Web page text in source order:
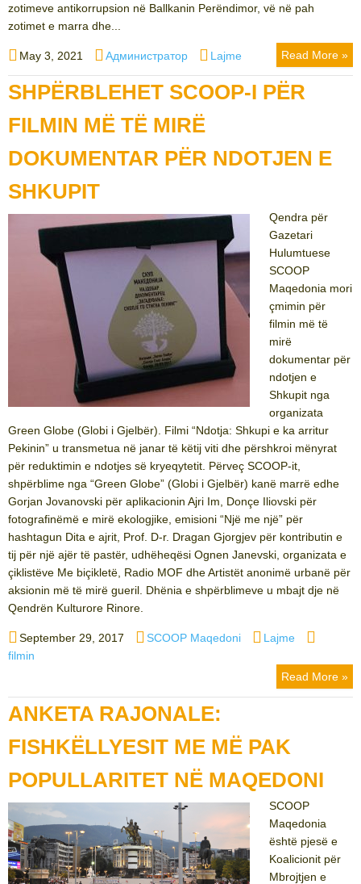
zotimeve antikorrupsion në Ballkanin Perëndimor, vë në pah
zotimet e marra dhe...
Posted
on
May 3, 2021 Author
Администратор Categories
Lajme Read More »
SHPËRBLEHET SCOOP-I PËR
FILMIN MË TË MIRË
DOKUMENTAR PËR NDOTJEN E
SHKUPIT
Qendra për
Gazetari
Hulumtuese
SCOOP
Maqedonia mori
çmimin për
filmin më të
mirë
dokumentar për
ndotjen e
Shkupit nga
organizata
Green Globe (Globi i Gjelbër). Filmi “Ndotja: Shkupi e ka arritur
Pekinin” u transmetua në janar të këtij viti dhe përshkroi mënyrat
për reduktimin e ndotjes së kryeqytetit. Përveç SCOOP-it,
shpërblime nga “Green Globe” (Globi i Gjelbër) kanë marrë edhe
Gorjan Jovanovski për aplikacionin Ajri Im, Donçe Iliovski për
fotografinëmë e mirë ekologjike, emisioni “Një me një” për
hashtagun Dita e ajrit, Prof. D-r. Dragan Gjorgjev për kontributin e
tij për një ajër të pastër, udhëheqësi Ognen Janevski, organizata e
çiklistëve Me biçikletë, Radio MOF dhe Artistët anonimë urbanë për
aksionin më të mirë gueril. Dhënia e shpërblimeve u mbajt dje në
Qendrën Kulturore Rinore.
Posted
on
September 29, 2017 Author
SCOOP Maqedoni Categories
Lajme
filmin
Read More »
ANKETA RAJONALE:
FISHKËLLYESIT ME MË PAK
POPULLARITET NË MAQEDONI
SCOOP
Maqedonia
është pjesë e
Koalicionit për
Mbrojtjen e